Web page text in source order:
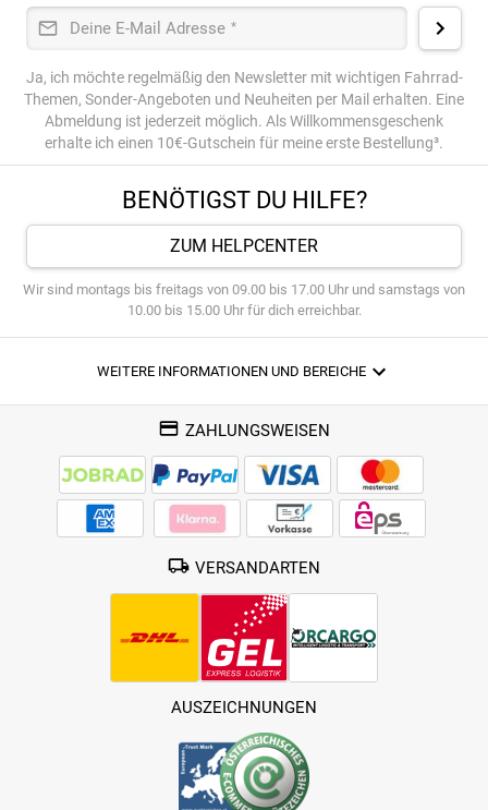
Deine E-Mail Adresse *
Ja, ich möchte regelmäßig den Newsletter mit wichtigen Fahrrad-
Themen, Sonder-Angeboten und Neuheiten per Mail erhalten. Eine
Abmeldung ist jederzeit möglich. Als Willkommensgeschenk
erhalte ich einen 10€-Gutschein für meine erste Bestellung³.
BENÖTIGST DU HILFE?
ZUM HELPCENTER
Wir sind montags bis freitags von 09.00 bis 17.00 Uhr und samstags von
10.00 bis 15.00 Uhr für dich erreichbar.
WEITERE INFORMATIONEN UND BEREICHE
ZAHLUNGSWEISEN
VERSANDARTEN
AUSZEICHNUNGEN